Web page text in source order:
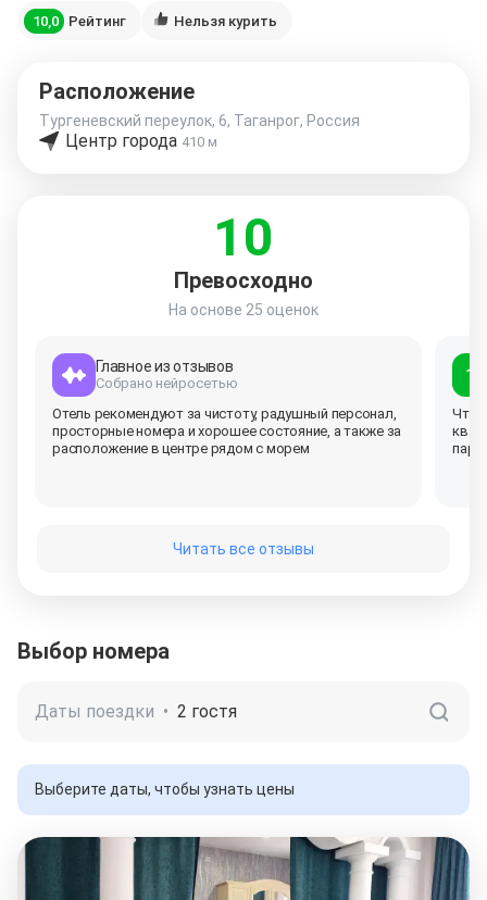
10,0 Рейтинг Нельзя курить
Расположение
Тургеневский переулок, 6, Таганрог, Россия
Центр города 410 м
10
Превосходно
На основе 25 оценок
Главное из отзывов
Собрано нейросетью
Отель рекомендуют за чистоту, радушный персонал,
просторные номера и хорошее состояние, а также за
расположение в центре рядом с морем
10
Что
Читать все отзывы
Выбор номера
Даты поездки • 2 гостя
Выберите даты, чтобы узнать цены